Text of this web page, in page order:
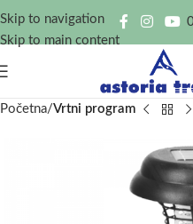
Skip to navigation
Skip to main content
Početna Vrtni program